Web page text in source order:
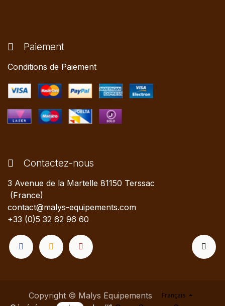
Paiement
Conditions de Paiement
Contactez-nous
3 Avenue de la Martelle 81150 Terssac
(France)
contact@malys-equipements.com
+33 (0)5 32 62 96 60
Copyright © Malys Equipements Français